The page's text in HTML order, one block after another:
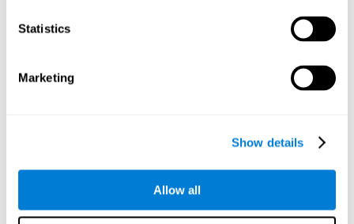
Statistics
Marketing
Show details
Allow all
panel cambia cada vez que combinamos un grupo de
estímulos iguales, por lo que tenemos que procesar
constantemente una gran cantidad de datos cambiantes. Al
estimular nuestra velocidad de procesamiento. Al
, sería posible reducir el
velocidad de procesamiento al pensar una respuesta para
Recordar la localización de los diferentes
más elaboradas. Esto lo llevamos a cabo mediante nuestra